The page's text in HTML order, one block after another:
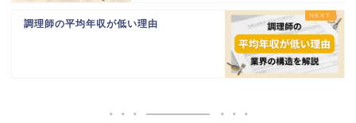
調理師の平均年収が低い理由